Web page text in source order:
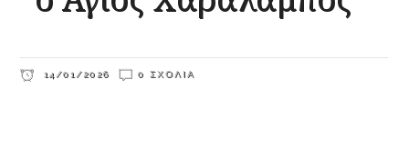
14/01/2026 0 ΣΧΌΛΙΑ